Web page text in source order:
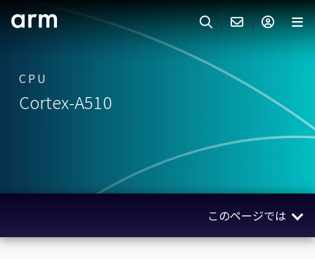
Skip to Main Content
Skip to Footer
ARMのお問い合わせ
サポート
企業様向けFlexible Access
その他のお問い合わせ
Armアカウント
製品
CPU
Cortex-A510
このページでは
概要